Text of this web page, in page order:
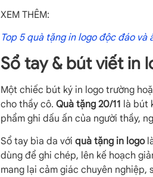
XEM THÊM:
Top 5 quà tặng in logo độc đáo và
Sổ tay & bút viết in
Một chiếc bút ký in logo trường
cho thầy cô. Quà tặng 20/11 là bút
phẩm ghi dấu ấn của người thầy,
Sổ tay bìa da với quà tặng in logo
dùng để ghi chép, lên kế hoạch
mang lại cảm giác chuyên